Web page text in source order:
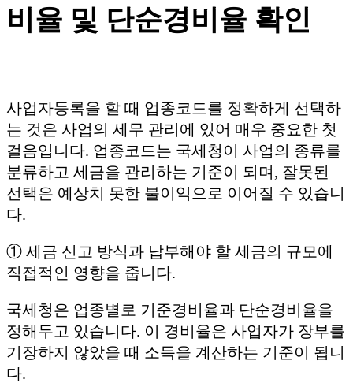
비율 및 단순경비율 확인
사업자등록을 할 때 업종코드를 정확하게 선택하
는 것은 사업의 세무 관리에 있어 매우 중요한 첫
걸음입니다. 업종코드는 국세청이 사업의 종류를
분류하고 세금을 관리하는 기준이 되며, 잘못된
선택은 예상치 못한 불이익으로 이어질 수 있습니
다.
① 세금 신고 방식과 납부해야 할 세금의 규모에
직접적인 영향을 줍니다.
국세청은 업종별로 기준경비율과 단순경비율을
정해두고 있습니다. 이 경비율은 사업자가 장부를
기장하지 않았을 때 소득을 계산하는 기준이 됩니
다.